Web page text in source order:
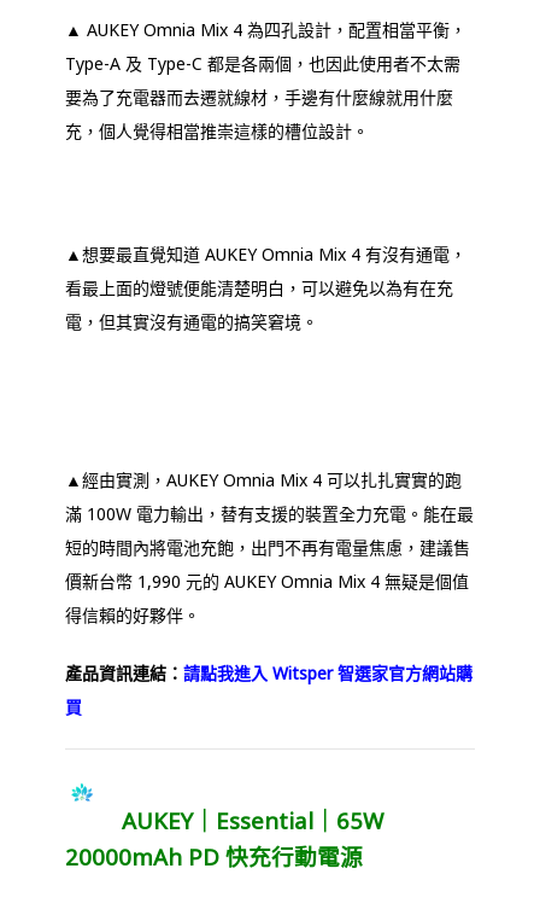
▲ AUKEY Omnia Mix 4 為四孔設計，配置相當平衡，
Type-A 及 Type-C 都是各兩個，也因此使用者不太需
要為了充電器而去遷就線材，手邊有什麼線就用什麼
充，個人覺得相當推崇這樣的槽位設計。
▲想要最直覺知道 AUKEY Omnia Mix 4 有沒有通電，
看最上面的燈號便能清楚明白，可以避免以為有在充
電，但其實沒有通電的搞笑窘境。
▲經由實測，AUKEY Omnia Mix 4 可以扎扎實實的跑
滿 100W 電力輸出，替有支援的裝置全力充電。能在最
短的時間內將電池充飽，出門不再有電量焦慮，建議售
價新台幣 1,990 元的 AUKEY Omnia Mix 4 無疑是個值
得信賴的好夥伴。
產品資訊連結： 請點我進入 Witsper 智選家官方網站購
買
AUKEY｜Essential｜65W
20000mAh PD 快充行動電源